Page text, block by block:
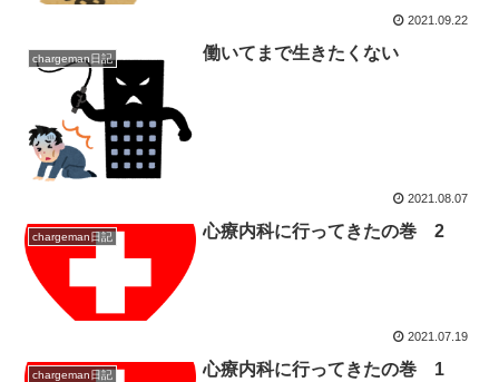
2021.09.22
chargeman日記 働いてまで生きたくない
2021.08.07
chargeman日記 心療内科に行ってきたの巻 2
2021.07.19
chargeman日記 心療内科に行ってきたの巻 1